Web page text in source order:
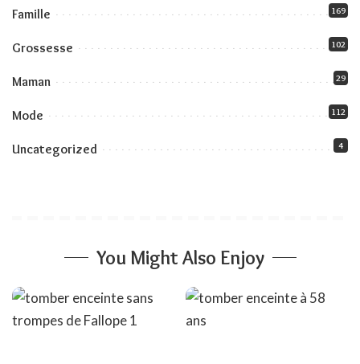
Famille 169
Grossesse 102
Maman 29
Mode 112
Uncategorized 4
You Might Also Enjoy